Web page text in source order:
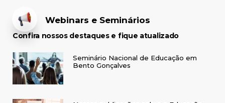
Webinars e Seminários
Confira nossos destaques e fique atualizado
Seminário Nacional de Educação em
Bento Gonçalves